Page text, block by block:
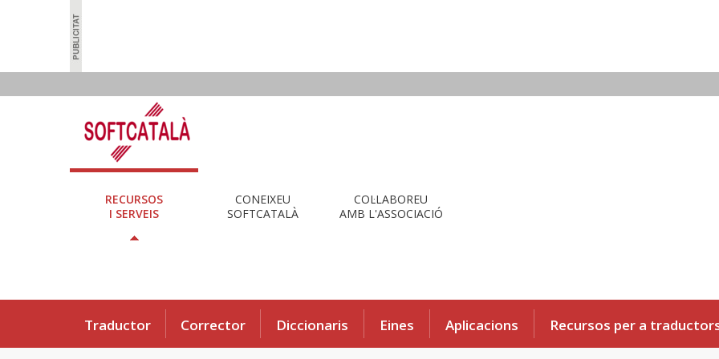
RECURSOS
I SERVEIS
CONEIXEU
SOFTCATALÀ
COL·LABOREU
AMB L'ASSOCIACIÓ
Traductor Corrector Diccionaris Eines Aplicacions Recursos per a